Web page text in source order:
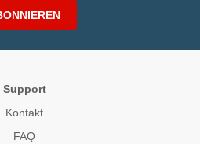
Support
Kontakt
FAQ